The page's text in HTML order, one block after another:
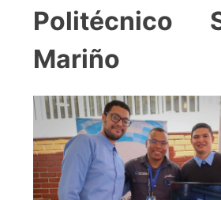
Politécnico
Mariño